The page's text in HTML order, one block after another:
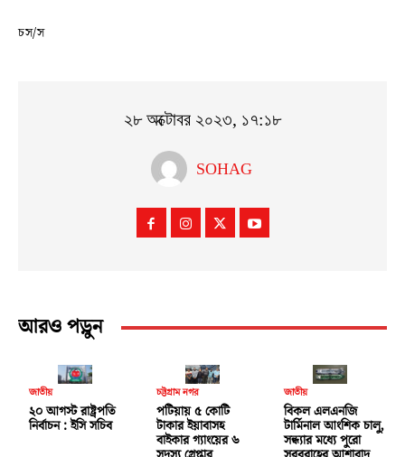
চস/স
২৮ অক্টোবর ২০২৩, ১৭:১৮
SOHAG
আরও পড়ুন
জাতীয়
২০ আগস্ট রাষ্ট্রপতি
নির্বাচন : ইসি সচিব
চট্টগ্রাম নগর
পটিয়ায় ৫ কোটি
টাকার ইয়াবাসহ
বাইকার গ্যাংয়ের ৬
জাতীয়
বিকল এলএনজি
টার্মিনাল আংশিক চালু,
সন্ধ্যার মধ্যে পুরো